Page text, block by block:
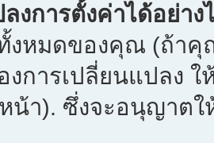
งการตั้งค่าได้อย่าง
งหมดของคุณ (ถ้าคุ
งการเปลี่ยนแปลง
น้า). ซึ่งจะอนุญาต